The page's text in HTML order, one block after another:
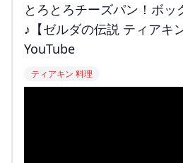
ティアキン
とろとろチーズパン！ボッ
♪【ゼルダの伝説 ティアキ
YouTube
ティアキン 料理